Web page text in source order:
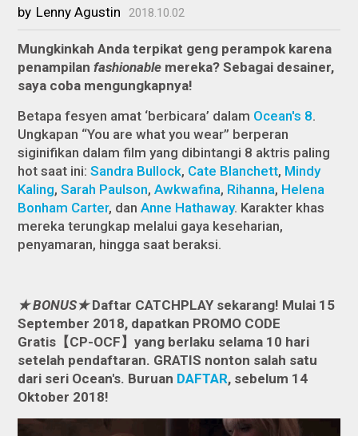
by Lenny Agustin 2018.10.02
Mungkinkah Anda terpikat geng perampok karena
penampilanfashionable mereka? Sebagai desainer,
saya coba mengungkapnya!
Betapa fesyen amat ‘berbicara’ dalam Ocean's 8.
Ungkapan “You are what you wear” berperan
siginifikan dalam film yang dibintangi 8 aktris paling
hot saat ini:Sandra Bullock, Cate Blanchett, Mindy
Kaling,Sarah Paulson,Awkwafina, Rihanna, Helena
Bonham Carter, danAnne Hathaway. Karakter khas
mereka terungkap melalui gaya keseharian,
penyamaran, hingga saat beraksi.
★ BONUS★Daftar CATCHPLAY sekarang! Mulai 15
September 2018, dapatkan PROMO CODE
Gratis 【CP-OCF】yang berlaku selama 10 hari
setelah pendaftaran. GRATIS nonton salah satu
dari seri Ocean's. Buruan DAFTAR, sebelum 14
Oktober 2018!